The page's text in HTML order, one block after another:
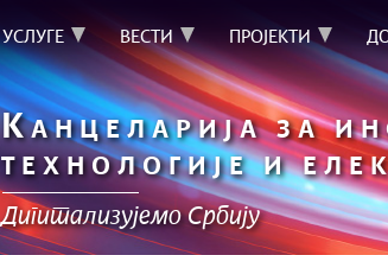
УСЛУГЕ ВЕСТИ ПРОЈЕКТИ
КАНЦЕЛАРИЈА ЗА
ТЕХНОЛОГИЈЕ И
Дигитализујемо Србију